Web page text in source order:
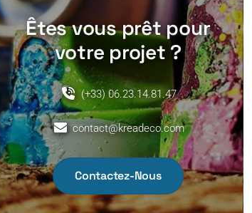
Êtes vous prêt pour
votre projet ?
(+33) 06.23.14.81.47
contact@kreadeco.com
Contactez-Nous